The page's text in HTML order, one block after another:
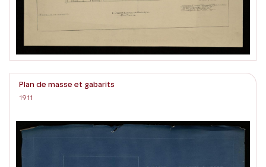
Plan de masse et gabarits
1911